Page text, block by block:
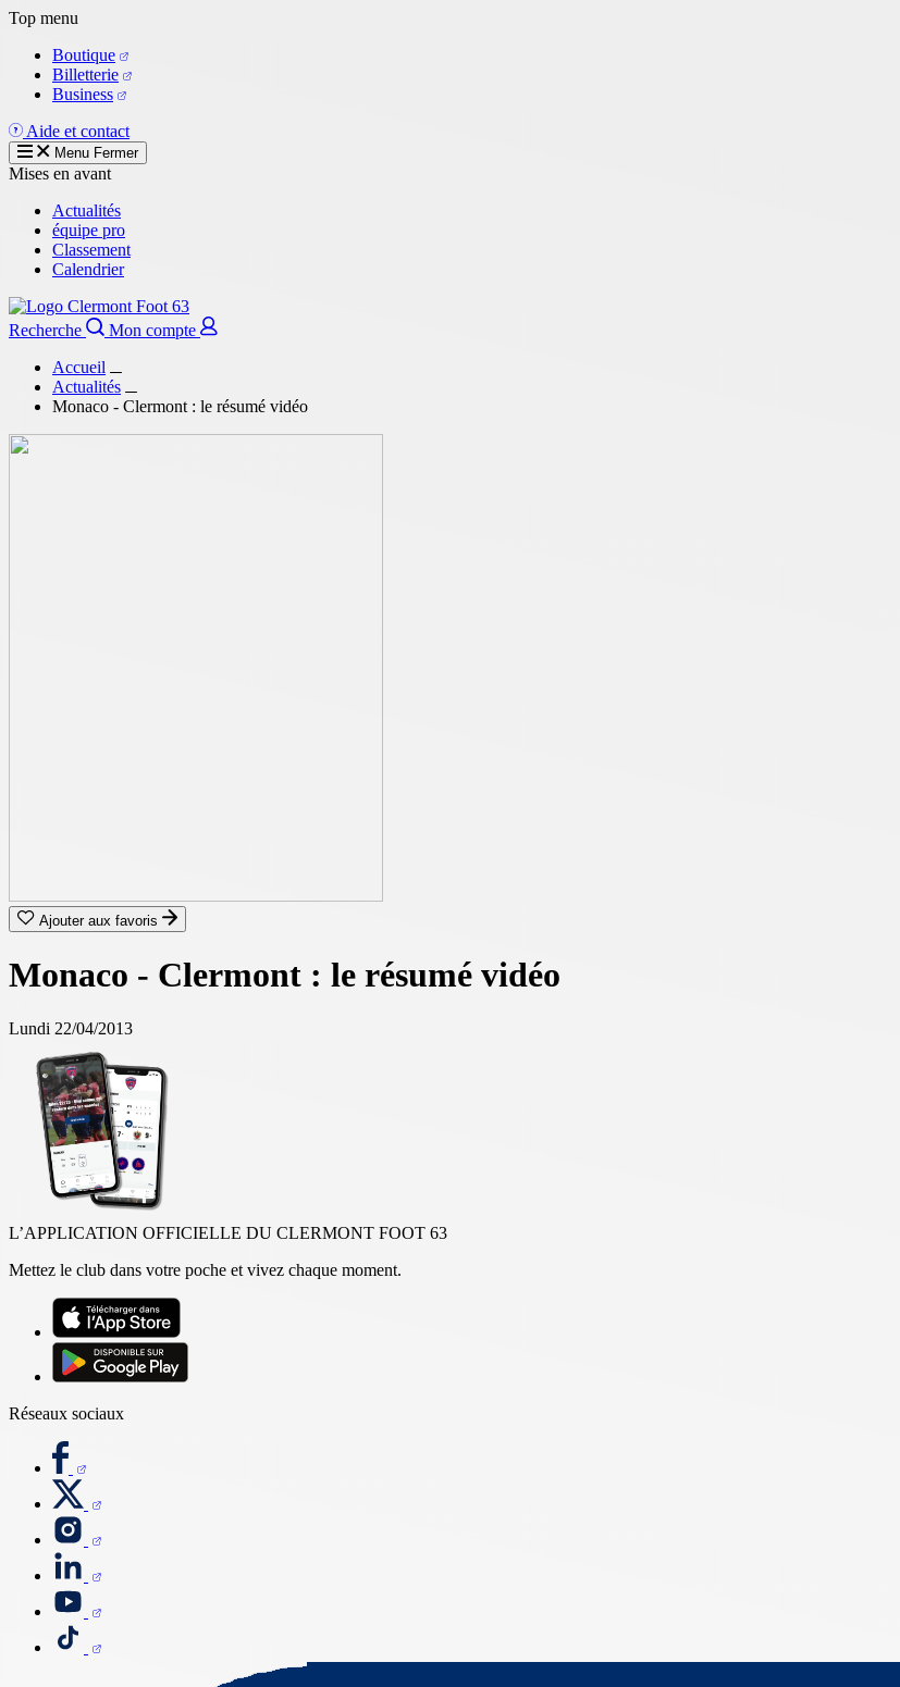
Aller
contenu
principal
Top menu
Boutique
Billetterie
Business
Aide et contact
Menu Fermer
Mises en avant
Actualités
équipe pro
Classement
Calendrier
Recherche
Mon compte
Accueil
Actualités
Monaco - Clermont : le résumé vidéo
Ajouter aux favoris
Monaco - Clermont : le résumé vidéo
Lundi 22/04/2013
L’APPLICATION OFFICIELLE DU CLERMONT FOOT 63
Mettez le club dans votre poche et vivez chaque moment.
Réseaux sociaux